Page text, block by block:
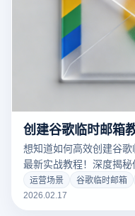
想知道如何高效创建谷
最新实战教程！深度揭
纹浏览器的内核隔离与
号批量创建与安全管理。
运营场景 谷歌临时邮箱
2026.02.17